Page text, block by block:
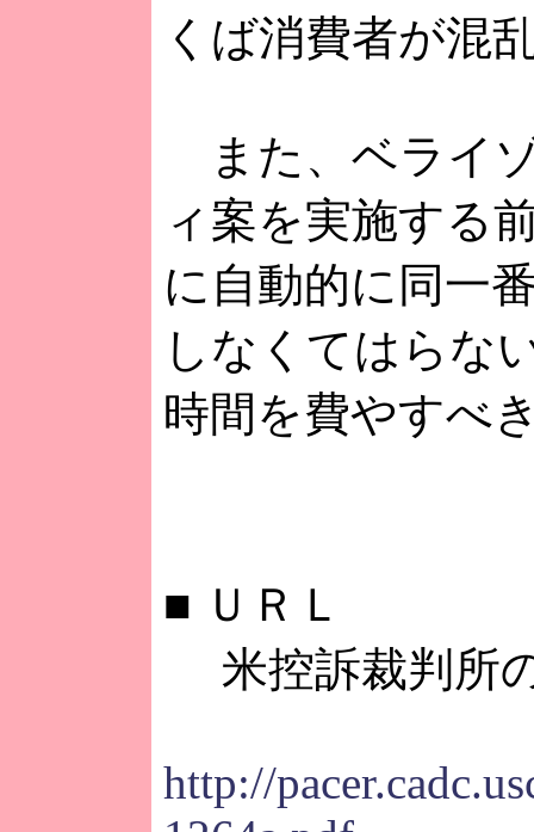
くば消費者が混
また、ベライ
ィ案を実施する
に自動的に同一
しなくてはらな
時間を費やすべ
■ ＵＲＬ
米控訴裁判所
http://